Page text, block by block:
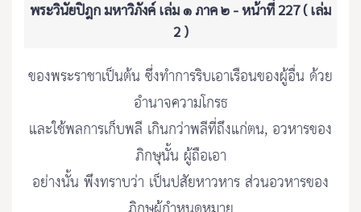
พระวินัยปิฎก มหาวิภังค์ เล่ม ๑ ภาค ๒ - หน้าที่ 227 ( เล่ม
2 )
ของพระราชาเป็นต้น ซึ่งทำการริบเอาเรือนของผู้อื่น ด้วย
อำนาจความโกรธ
และใช้พลการเก็บพลี เกินกว่าพลีที่ถึงแก่ตน, อวหารของ
ภิกษุนั้น ผู้ถือเอา
อย่างนั้น พึงทราบว่า เป็นปสัยหาวหาร ส่วนอวหารของ